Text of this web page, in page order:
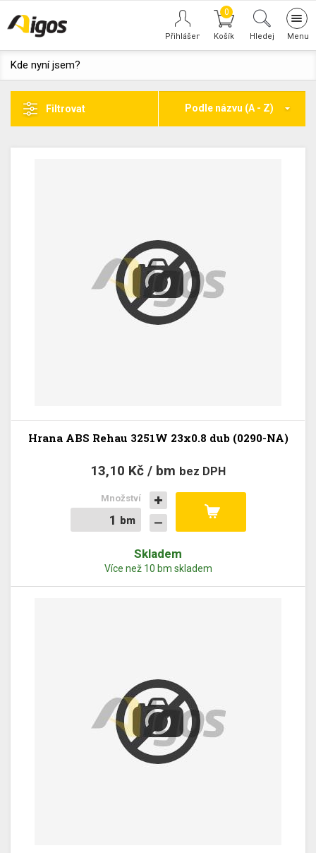
0
Hledej
Kde nyní jsem?
Filtrovat Podle názvu (A - Z)
Hrana ABS Rehau 3251W 23x0.8 dub (0290-NA)
13,10 Kč / bm bez DPH
bm
bm
Množství
Skladem
Více než 10 bm skladem